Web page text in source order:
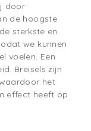
door
de hoogste
sterkste en
we kunnen
voelen. Een
Breisels zijn
het
effect heeft op